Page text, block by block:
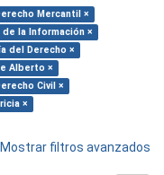
Mercantil ×
la Información ×
del Derecho ×
Alberto ×
Civil ×
×
Mostrar filtros avanzados